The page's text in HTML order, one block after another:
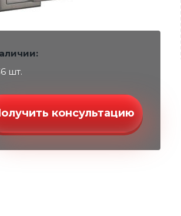
шт.
Получить консультацию